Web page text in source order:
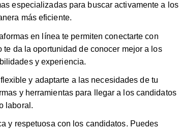
especializadas para buscar activamente a los
más eficiente.
en línea te permiten conectarte con
da la oportunidad de conocer mejor a los
y experiencia.
y adaptarte a las necesidades de tu
y herramientas para llegar a los candidatos
laboral.
y respetuosa con los candidatos. Puedes